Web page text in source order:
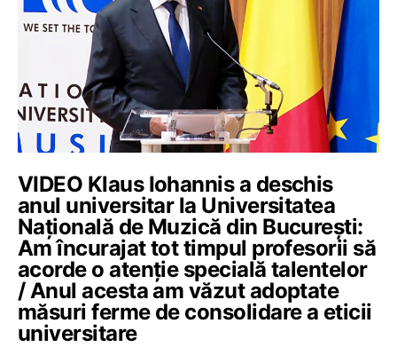
VIDEO Klaus Iohannis a deschis
anul universitar la Universitatea
Națională de Muzică din București:
Am încurajat tot timpul profesorii să
acorde o atenție specială talentelor
/ Anul acesta am văzut adoptate
măsuri ferme de consolidare a eticii
universitare